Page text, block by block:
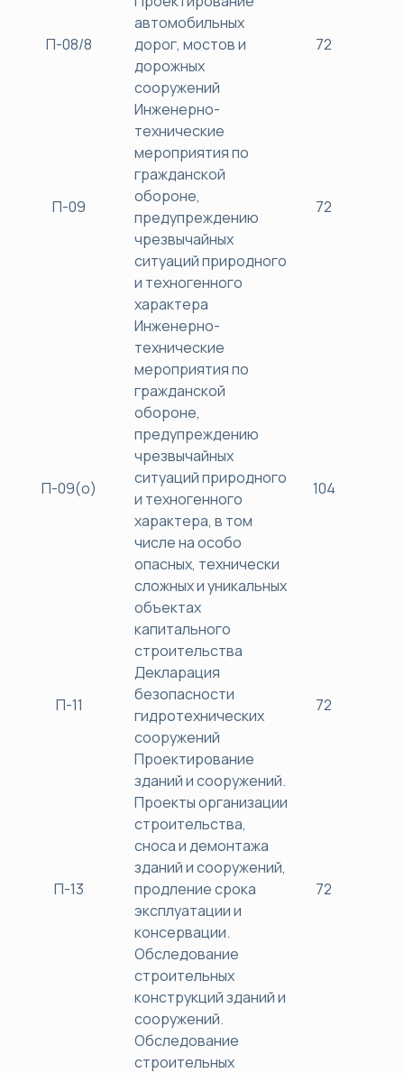
П-08/8
автомобильных
дорог, мостов и
дорожных
сооружений
72
П-09
Инженерно-
технические
мероприятия по
гражданской
обороне,
предупреждению
чрезвычайных
ситуаций природного
и техногенного
характера
72
П-09(о)
Инженерно-
технические
мероприятия по
гражданской
обороне,
предупреждению
чрезвычайных
ситуаций природного
и техногенного
характера, в том
числе на особо
опасных, технически
сложных и уникальных
объектах
капитального
строительства
104
П-11
Декларация
безопасности
гидротехнических
сооружений
72
П-13
Проектирование
зданий и сооружений.
Проекты организации
строительства,
сноса и демонтажа
зданий и сооружений,
продление срока
эксплуатации и
консервации.
Обследование
строительных
конструкций зданий и
сооружений.
72
Обследование
строительных